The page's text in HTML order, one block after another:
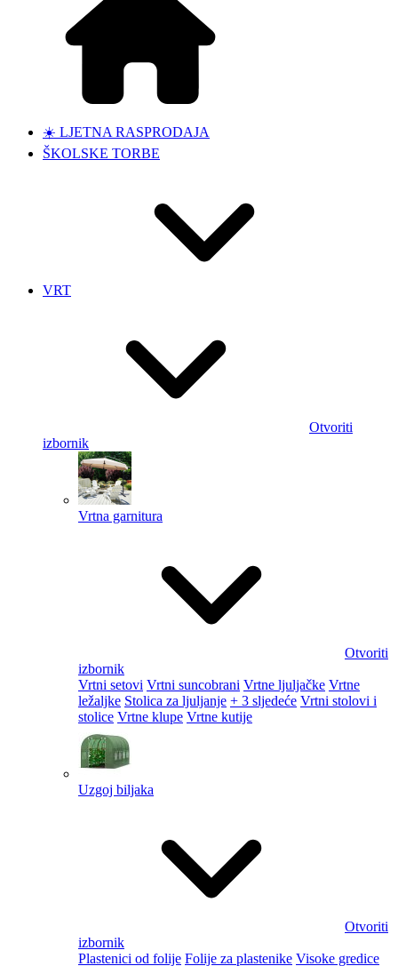
☀️ LJETNA RASPRODAJA
ŠKOLSKE TORBE
VRT
Otvoriti
izbornik
Vrtna garnitura
Otvoriti
izbornik
Vrtni setovi Vrtni suncobrani Vrtne ljuljačke Vrtne
ležaljke Stolica za ljuljanje + 3 sljedeće Vrtni stolovi i
stolice Vrtne klupe Vrtne kutije
Uzgoj biljaka
Otvoriti
izbornik
Plastenici od folije Folije za plastenike Visoke gredice